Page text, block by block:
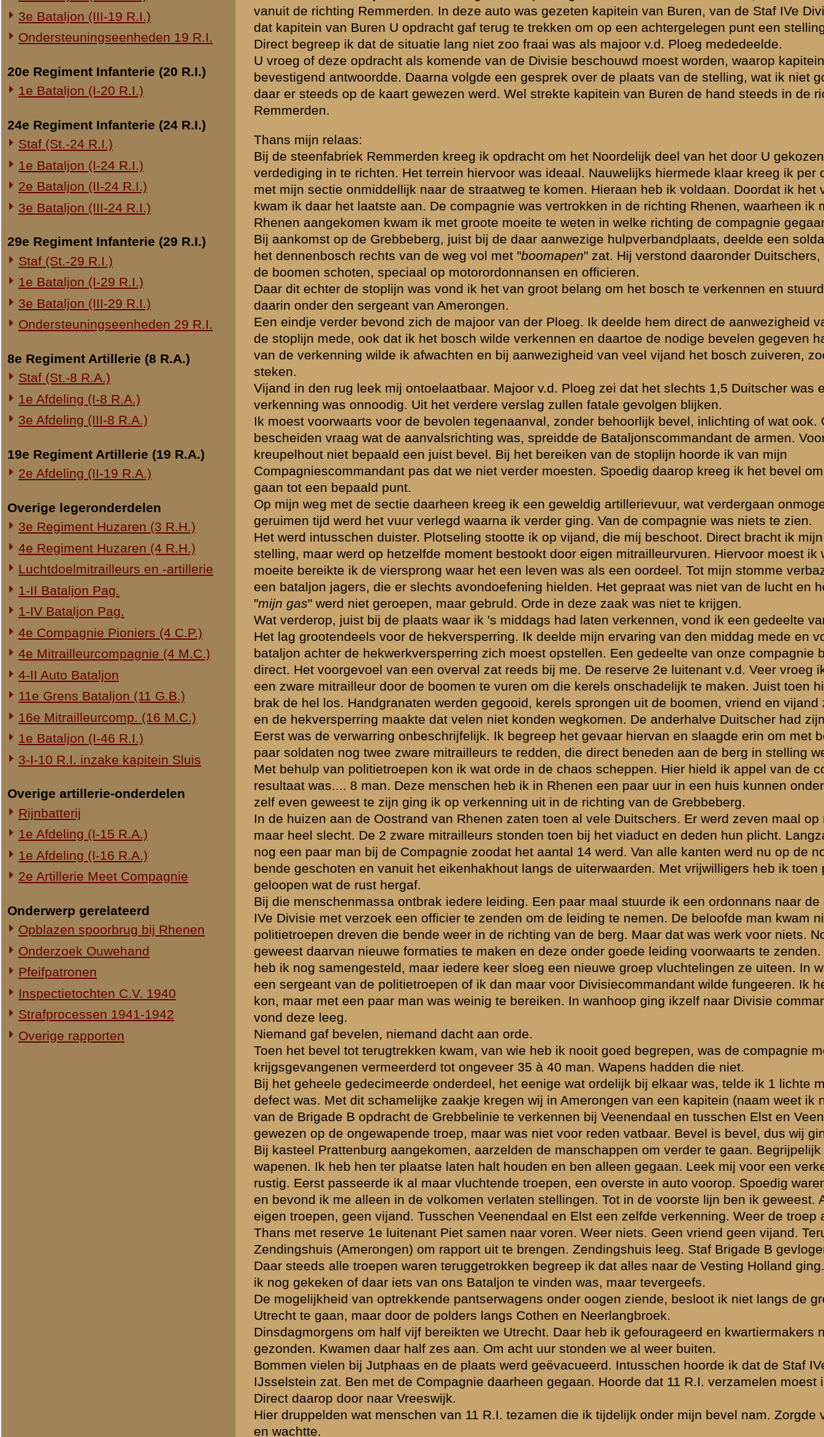
1e Afdeling (I-8 R.A.)
3e Afdeling (III-8 R.A.)
Overige legeronderdelen
3e Regiment Huzaren (3 R.H.)
Luchtdoelmitrailleurs en -artillerie
1-II Bataljon Pag.
1-IV Bataljon Pag.
4e Compagnie Pioniers (4 C.P.)
4e Mitrailleurcompagnie (4 M.C.)
4-II Auto Bataljon
11e Grens Bataljon (11 G.B.)
1e Bataljon (I-46 R.I.)
Overige artillerie-onderdelen
Rijnbatterij
1e Afdeling (I-15 R.A.)
2e Artillerie Meet Compagnie
Onderwerp gerelateerd
Opblazen spoorbrug bij Rhenen
Onderzoek Ouwehand
Pfeifpatronen
Inspectietochten C.V. 1940
Strafprocessen 1941-1942
Vijand in den rug leek mij ontoelaatbaar. Majoor v.d. Ploeg zei dat het slechts 1,5 Duitscher was en die heele
verkenning was onnoodig. Uit het verdere verslag zullen fatale gevolgen blijken.
Ik moest voorwaarts voor de bevolen tegenaanval, zonder behoorlijk bevel, inlichting of wat ook. Op mijn
bescheiden vraag wat de aanvalsrichting was, spreidde de Bataljonscommandant de armen. Voor een aanval door
kreupelhout niet bepaald een juist bevel. Bij het bereiken van de stoplijn hoorde ik van mijn
Compagniescommandant pas dat we niet verder moesten. Spoedig daarop kreeg ik het bevel om achterwaarts te
gaan tot een bepaald punt.
Op mijn weg met de sectie daarheen kreeg ik een geweldig artillerievuur, wat verdergaan onmogelijk maakte. Na
geruimen tijd werd het vuur verlegd waarna ik verder ging. Van de compagnie was niets te zien.
Het werd intusschen duister. Plotseling stootte ik op vijand, die mij beschoot. Direct bracht ik mijn mitrailleurs in
stelling, maar werd op hetzelfde moment bestookt door eigen mitrailleurvuren. Hiervoor moest ik weg. Na veel
moeite bereikte ik de viersprong waar het een leven was als een oordeel. Tot mijn stomme verbazing was daar
een bataljon jagers, die er slechts avondoefening hielden. Het gepraat was niet van de lucht en het wachtwoord
" werd niet geroepen, maar gebruld. Orde in deze zaak was niet te krijgen.
Wat verderop, juist bij de plaats waar ik 's middags had laten verkennen, vond ik een gedeelte van ons bataljon.
Het lag grootendeels voor de hekversperring. Ik deelde mijn ervaring van den middag mede en vond dat het
bataljon achter de hekwerkversperring zich moest opstellen. Een gedeelte van onze compagnie bracht ik daar
direct. Het voorgevoel van een overval zat reeds bij me. De reserve 2e luitenant v.d. Veer vroeg ik daarom met
een zware mitrailleur door de boomen te vuren om die kerels onschadelijk te maken. Juist toen hij wou beginnen
brak de hel los. Handgranaten werden gegooid, kerels sprongen uit de boomen, vriend en vijand zat door elkaar
en de hekversperring maakte dat velen niet konden wegkomen. De anderhalve Duitscher had zijn werk gedaan.
Eerst was de verwarring onbeschrijfelijk. Ik begreep het gevaar hiervan en slaagde erin om met behulp van een
paar soldaten nog twee zware mitrailleurs te redden, die direct beneden aan de berg in stelling werden gebracht.
Met behulp van politietroepen kon ik wat orde in de chaos scheppen. Hier hield ik appel van de compagnie. Het
resultaat was.... 8 man. Deze menschen heb ik in Rhenen een paar uur in een huis kunnen onderbrengen. Na er
zelf even geweest te zijn ging ik op verkenning uit in de richting van de Grebbeberg.
In de huizen aan de Oostrand van Rhenen zaten toen al vele Duitschers. Er werd zeven maal op mij geschoten,
maar heel slecht. De 2 zware mitrailleurs stonden toen bij het viaduct en deden hun plicht. Langzaam kwamen
nog een paar man bij de Compagnie zoodat het aantal 14 werd. Van alle kanten werd nu op de nog ordelooze
bende geschoten en vanuit het eikenhakhout langs de uiterwaarden. Met vrijwilligers heb ik toen patrouille
geloopen wat de rust hergaf.
Bij die menschenmassa ontbrak iedere leiding. Een paar maal stuurde ik een ordonnans naar de commandopost
IVe Divisie met verzoek een officier te zenden om de leiding te nemen. De beloofde man kwam niet. De
politietroepen dreven die bende weer in de richting van de berg. Maar dat was werk voor niets. Noodig was
heb ik nog samengesteld, maar iedere keer sloeg een nieuwe groep vluchtelingen ze uiteen. In wanhoop vroeg
een sergeant van de politietroepen of ik dan maar voor Divisiecommandant wilde fungeeren. Ik heb gedaan wat ik
kon, maar met een paar man was weinig te bereiken. In wanhoop ging ikzelf naar Divisie commandopost maar
Niemand gaf bevelen, niemand dacht aan orde.
Toen het bevel tot terugtrekken kwam, van wie heb ik nooit goed begrepen, was de compagnie met ettelijke
krijgsgevangenen vermeerderd tot ongeveer 35 à 40 man. Wapens hadden die niet.
Bij het geheele gedecimeerde onderdeel, het eenige wat ordelijk bij elkaar was, telde ik 1 lichte mitrailleur die nog
defect was. Met dit schamelijke zaakje kregen wij in Amerongen van een kapitein (naam weet ik niet) naar ik meen
van de Brigade B opdracht de Grebbelinie te verkennen bij Veenendaal en tusschen Elst en Veenendaal. Hij werd
gewezen op de ongewapende troep, maar was niet voor reden vatbaar. Bevel is bevel, dus wij gingen.
Bij kasteel Prattenburg aangekomen, aarzelden de manschappen om verder te gaan. Begrijpelijk zonder
wapenen. Ik heb hen ter plaatse laten halt houden en ben alleen gegaan. Leek mij voor een verkenning wel zo
rustig. Eerst passeerde ik al maar vluchtende troepen, een overste in auto voorop. Spoedig waren die achter mij
en bevond ik me alleen in de volkomen verlaten stellingen. Tot in de voorste lijn ben ik geweest. Alles rust. Geen
eigen troepen, geen vijand. Tusschen Veenendaal en Elst een zelfde verkenning. Weer de troep achtergelaten.
Thans met reserve 1e luitenant Piet samen naar voren. Weer niets. Geen vriend geen vijand. Terug naar het
Zendingshuis (Amerongen) om rapport uit te brengen. Zendingshuis leeg. Staf Brigade B gevlogen.
Daar steeds alle troepen waren teruggetrokken begreep ik dat alles naar de Vesting Holland ging. In Leersum heb
ik nog gekeken of daar iets van ons Bataljon te vinden was, maar tevergeefs.
De mogelijkheid van optrekkende pantserwagens onder oogen ziende, besloot ik niet langs de groote weg naar
Utrecht te gaan, maar door de polders langs Cothen en Neerlangbroek.
Dinsdagmorgens om half vijf bereikten we Utrecht. Daar heb ik gefourageerd en kwartiermakers naar Jutphaas
gezonden. Kwamen daar half zes aan. Om acht uur stonden we al weer buiten.
Bommen vielen bij Jutphaas en de plaats werd geëvacueerd. Intusschen hoorde ik dat de Staf IVe Divisie in
IJsselstein zat. Ben met de Compagnie daarheen gegaan. Hoorde dat 11 R.I. verzamelen moest in Vreeswijk.
Hier druppelden wat menschen van 11 R.I. tezamen die ik tijdelijk onder mijn bevel nam. Zorgde voor inkwartiering
en wachtte.
Waarop? Op het bericht van de capitulatie.
Het doek was over het drama in vijf dagen gevallen.
De reserve 1e luitenant,
G.J. VAN DEN BOOGERD.
Brondocument 2
(PDF, 3.54 MB)
Rapport van reserve-eerste luitenant J. Piet»
Schrijven van reserve-kapitein Dr. M.H.H....
© 1998-2026Stichting De Greb | Overzicht recente aanvullingen Gebruiksvoorwaarden|Begrippenlijst| Veelgestelde vragen|Afkortingen